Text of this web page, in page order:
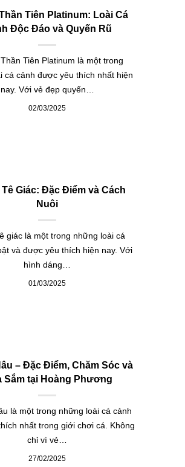
Tiên Platinum: Loài Cá
Độc Đáo và Quyến Rũ
Tiên Platinum là một trong
cá cảnh được yêu thích nhất hiện
nay. Với vẻ đẹp quyến…
02/03/2025
Tê Giác: Đặc Điểm và Cách
Nuôi
giác là một trong những loài cá
và được yêu thích hiện nay. Với
hình dáng…
01/03/2025
– Đặc Điểm, Chăm Sóc và
Sắm tại Hoàng Phương
là một trong những loài cá cảnh
nhất trong giới chơi cá. Không
chỉ vì vẻ…
27/02/2025